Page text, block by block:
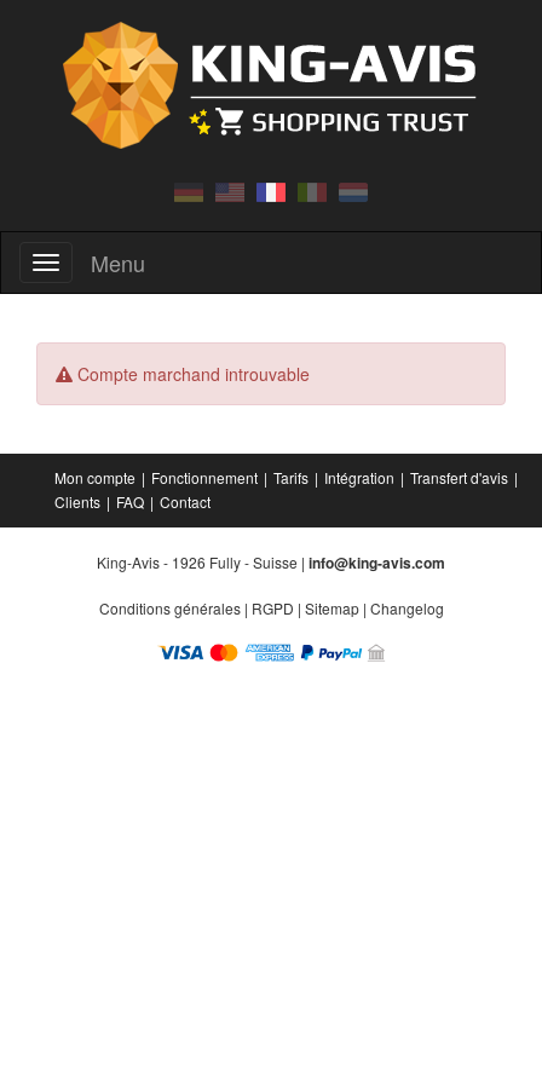
Menu Menu
Compte marchand introuvable
Mon compte Fonctionnement Tarifs Intégration
Transfert d'avis
Clients
FAQ Contact
King-Avis - 1926 Fully - Suisse | info@king-avis.com
Conditions générales| RGPD | Sitemap| Changelog